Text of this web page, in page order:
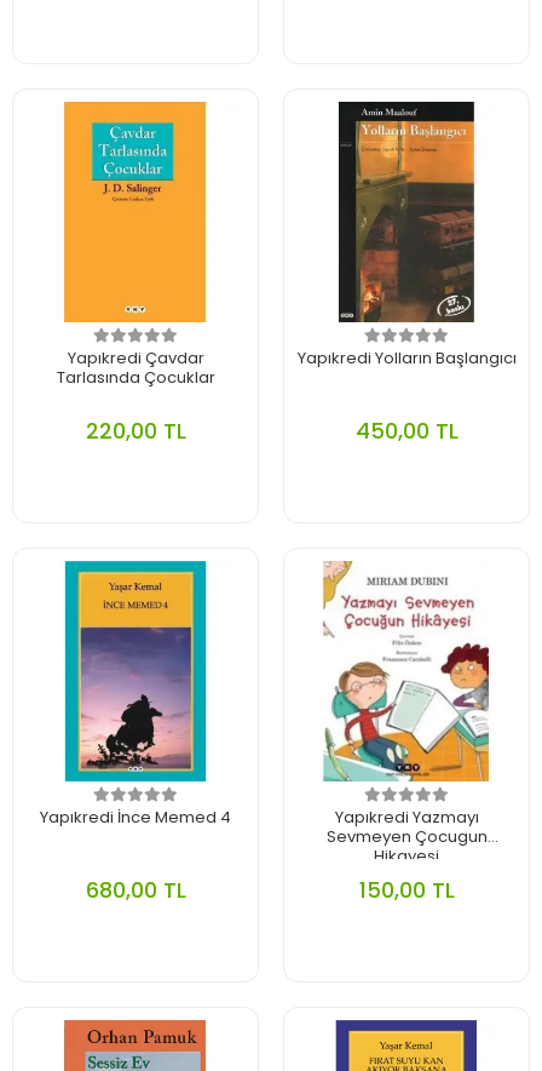
Yapıkredi Çavdar
Tarlasında Çocuklar
220,00 TL
Yapıkredi Yolların Başlangıcı
450,00 TL
Yapıkredi İnce Memed 4
680,00 TL
Yapıkredi Yazmayı
Sevmeyen Çocugun
Hikayesi
150,00 TL